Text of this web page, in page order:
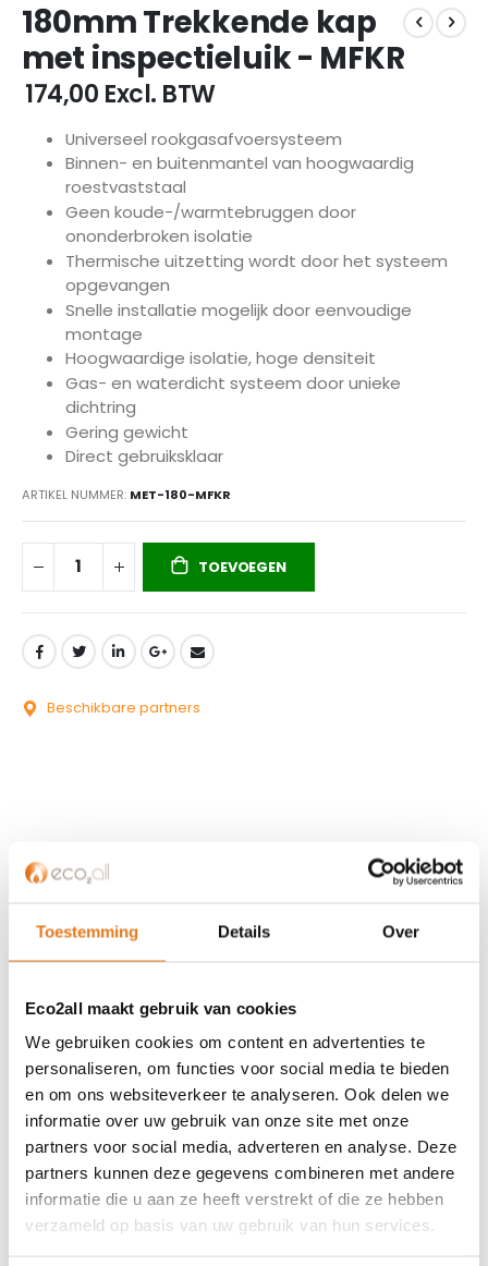
Toestemming Details Over
Eco2all maakt gebruik van cookies
We gebruiken cookies om content en advertenties te
personaliseren, om functies voor social media te bieden
en om ons websiteverkeer te analyseren. Ook delen we
informatie over uw gebruik van onze site met onze
partners voor social media, adverteren en analyse. Deze
partners kunnen deze gegevens combineren met andere
informatie die u aan ze heeft verstrekt of die ze hebben
verzameld op basis van uw gebruik van hun services.
naar
het
begin
van
de
afbeeldingen-
gallerij
180mm Trekkende kap
met inspectieluik - MFKR
€ 174,00 Excl. BTW
Universeel rookgasafvoersysteem
Binnen- en buitenmantel van hoogwaardig
roestvaststaal
Geen koude-/warmtebruggen door
ononderbroken isolatie
Thermische uitzetting wordt door het systeem
opgevangen
Snelle installatie mogelijk door eenvoudige
montage
Hoogwaardige isolatie, hoge densiteit
Gas- en waterdicht systeem door unieke
dichtring
Gering gewicht
Direct gebruiksklaar
ARTIKEL NUMMER MET-180-MFKR
TOEVOEGEN
Beschikbare partners
KLANTENSERVICE
Over ons
Referenties
Algemene voorwaarden
ISDE-subsidie
Partner Locator
ASSORTIMENT
Appendages
Biomassa ketels